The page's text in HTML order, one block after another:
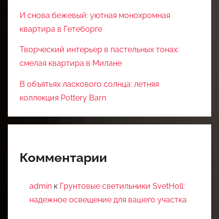
И снова бежевый: уютная монохромная
квартира в Гетеборге
Творческий интерьер в пастельных тонах:
смелая квартира в Милане
В объятьях ласкового солнца: летняя
коллекция Pottery Barn
Комментарии
admin к Грунтовые светильники SvetHoll:
надежное освещение для вашего участка